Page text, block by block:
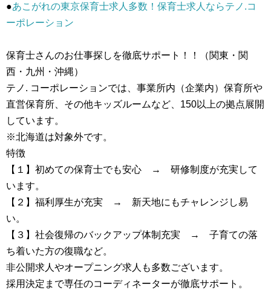
●あこがれの東京保育士求人多数！保育士求人ならテノ.コ
ーポレーション
保育士さんのお仕事探しを徹底サポート！！（関東・関
西・九州・沖縄）
テノ. コーポレーションでは、事業所内（企業内）保育所や
直営保育所、その他キッズルームなど、150以上の拠点展開
しています。
※北海道は対象外です。
特徴
【１】初めての保育士でも安心 → 研修制度が充実して
います。
【２】福利厚生が充実 → 新天地にもチャレンジし易
い。
【３】社会復帰のバックアップ体制充実 → 子育ての落
ち着いた方の復職など。
非公開求人やオープニング求人も多数ございます。
採用決定まで専任のコーディネーターが徹底サポート。